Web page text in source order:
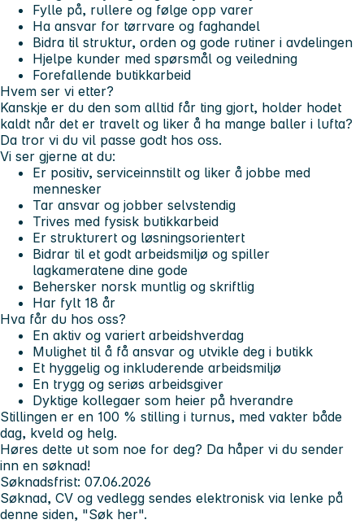
Fylle på, rullere og følge opp varer
Ha ansvar for tørrvare og faghandel
Bidra til struktur, orden og gode rutiner i avdelingen
Hjelpe kunder med spørsmål og veiledning
Forefallende butikkarbeid
Hvem ser vi etter?
Kanskje er du den som alltid får ting gjort, holder hodet
kaldt når det er travelt og liker å ha mange baller i lufta?
Da tror vi du vil passe godt hos oss.
Vi ser gjerne at du:
Er positiv, serviceinnstilt og liker å jobbe med
mennesker
Tar ansvar og jobber selvstendig
Trives med fysisk butikkarbeid
Er strukturert og løsningsorientert
Bidrar til et godt arbeidsmiljø og spiller
lagkameratene dine gode
Behersker norsk muntlig og skriftlig
Har fylt 18 år
Hva får du hos oss?
En aktiv og variert arbeidshverdag
Mulighet til å få ansvar og utvikle deg i butikk
Et hyggelig og inkluderende arbeidsmiljø
En trygg og seriøs arbeidsgiver
Dyktige kollegaer som heier på hverandre
Stillingen er en 100 % stilling i turnus, med vakter både
dag, kveld og helg.
Høres dette ut som noe for deg? Da håper vi du sender
inn en søknad!
Søknadsfrist: 07.06.2026
Søknad, CV og vedlegg sendes elektronisk via lenke på
denne siden, "Søk her".